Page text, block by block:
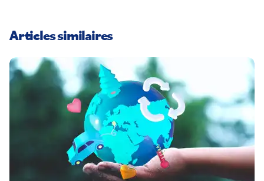
Articles similaires